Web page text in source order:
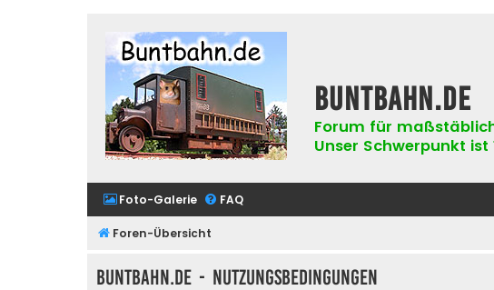
buntbahn.de
Forum für
Unser Schwerpunkt
Foto-Galerie FAQ
Foren-Übersicht
buntbahn.de - Nutzungsbedingungen